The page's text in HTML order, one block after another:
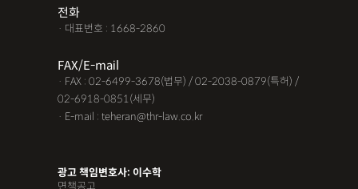
전화
· 대표번호 : 1668-2860
FAX/E-mail
· FAX : 02-6499-3678(법무) / 02-2038-0879(특허) /
02-6918-0851(세무)
· E-mail : teheran@thr-law.co.kr
광고 책임변호사: 이수학
면책공고